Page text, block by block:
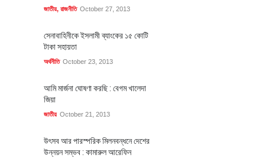
জাতীয়, রাজনীতি October 27, 2013
সেনাবাহিনীকে ইসলামী ব্যাংকের ১৫ কোটি
টাকা সহায়তা
অর্থনীতি October 23, 2013
আমি মার্জনা ঘোষণা করছি : বেগম খালেদা
জিয়া
জাতীয় October 21, 2013
উৎসব আর পারস্পরিক মিলনবন্ধনে দেশের
উন্নয়ন সম্ভব : কামারুল আরেফিন